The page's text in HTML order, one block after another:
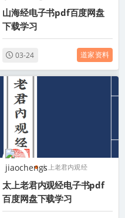
山海经pdf
山海经电子书pdf百度网盘
下载学习
03-24 道家资料
太上老君内观经
太上老君内观经电子书
太上老君内观经pdf
太上老君内观经电子书pdf
百度网盘下载学习